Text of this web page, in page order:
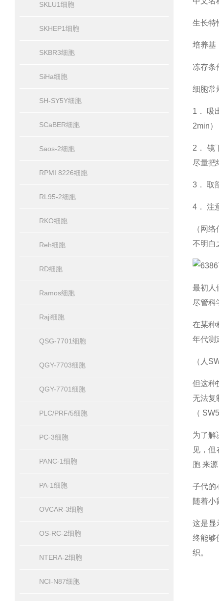
SKLU1细胞
SKHEP1细胞
SKBR3细胞
SiHa细胞
SH-SY5Y细胞
SCaBER细胞
Saos-2细胞
RPMI 8226细胞
RL95-2细胞
RKO细胞
Reh细胞
RD细胞
Ramos细胞
Raji细胞
QSG-7701细胞
QGY-7703细胞
QGY-7701细胞
PLC/PRF/5细胞
PC-3细胞
PANC-1细胞
PA-1细胞
OVCAR-3细胞
OS-RC-2细胞
NTERA-2细胞
NCI-N87细胞
生长特
培养基
冻存条
细胞常
1． 吸
2min）
2． 镜
尽量把
3． 取
4． 注
（网
不明白
最初人
尽管科
在某种
年代测
（人
但这种
无法复
（
为了解
见，
胞 来
子代的
随着小
这是显
终能够
织。